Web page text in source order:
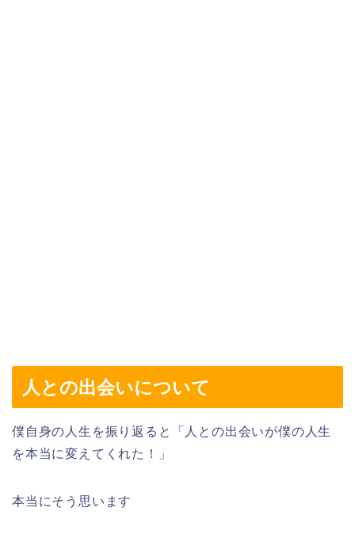
人との出会いについて
僕自身の人生を振り返ると「人との出会いが僕の人生
を本当に変えてくれた！」
本当にそう思います